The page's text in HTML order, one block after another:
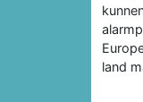
land